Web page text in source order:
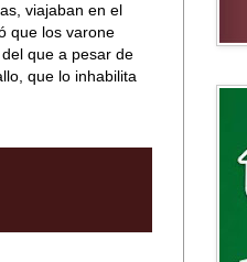
viajaban en el
que los varone
que a pesar de
que lo inhabilita